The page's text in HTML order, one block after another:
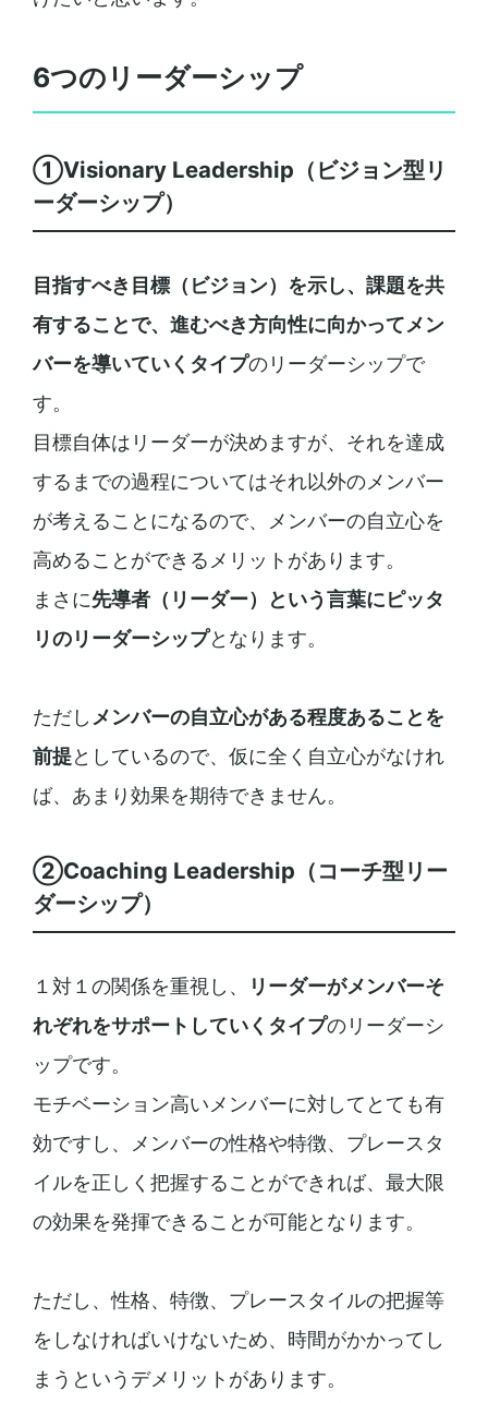
6つのリーダーシップ
①Visionary Leadership（ビジョン型リ
ーダーシップ）
目指すべき目標（ビジョン）を示し、課題を共
有することで、進むべき方向性に向かってメン
バーを導いていく タイプのリーダーシップで
す。
目標自体はリーダーが決めますが、それを達成
するまでの過程についてはそれ以外のメンバー
が考えることになるので、メンバーの自立心を
高めることができるメリットがあります。
まさに先導者（リーダー）という言葉にピッタ
リのリーダーシップとなります。
ただし メンバーの自立心がある程度あることを
前提としているので、仮に全く自立心がなけれ
ば、あまり効果を期待できません。
②Coaching Leadership（コーチ型リー
ダーシップ）
１対１の関係を重視し、
リーダーがメンバーそ
れぞれをサポートしていくタイプのリーダーシ
ップです。
モチベーション高いメンバーに対してとても有
効ですし、メンバーの性格や特徴、プレースタ
イルを正しく把握することができれば、最大限
の効果を発揮できることが可能となります。
ただし、性格、特徴、プレースタイルの把握等
をしなければいけないため、時間がかかってし
まうというデメリットがあります。